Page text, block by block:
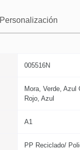
Personalización
005516N
Mora, Verde, Azul
Rojo, Azul
A1
PP Reciclado/